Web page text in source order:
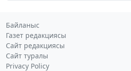
Байланыс
Газет редакциясы
Сайт редакциясы
Сайт туралы
Privacy Policy